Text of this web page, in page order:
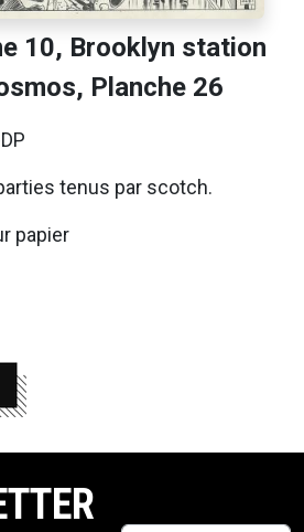
10, Brooklyn station
Planche 26
tenus par scotch.
papier